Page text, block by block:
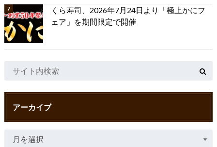
くら寿司、2026年7月24日より「極上かにフ
ェア」を期間限定で開催
アーカイブ